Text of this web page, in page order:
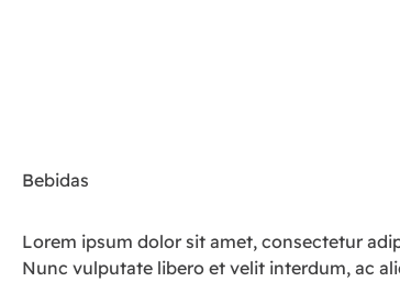
Bebidas
Lorem ipsum dolor sit amet, consectetur
Nunc vulputate libero et velit interdum, ac